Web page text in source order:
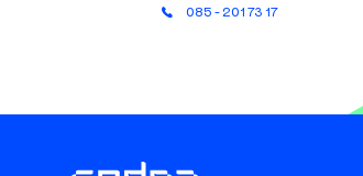
085 - 201 73 17